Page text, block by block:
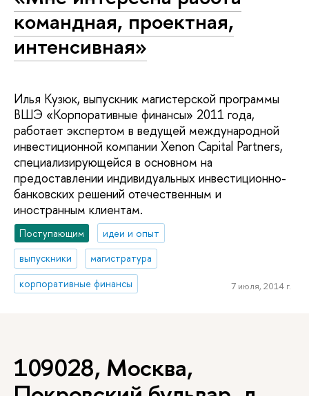
командная, проектная,
интенсивная»
Илья Кузюк, выпускник магистерской программы
ВШЭ «Корпоративные финансы» 2011 года,
работает экспертом в ведущей международной
инвестиционной компании Xenon Capital Partners,
специализирующейся в основном на
предоставлении индивидуальных инвестиционно-
банковских решений отечественным и
иностранным клиентам.
Поступающим
идеи и опыт
выпускники
магистратура
корпоративные финансы
7 июля, 2014 г.
109028, Москва,